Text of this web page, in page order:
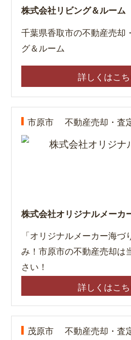
株式会社リビング＆ルーム
千葉県香取市の不動産売却
グ＆ルーム
詳しくはこ
市原市 不動産売却・査
株式会社オリジナルメーカ
「オリジナルメーカー海づ
み！市原市の不動産売却は
さい！
詳しくはこ
茂原市 不動産売却・査